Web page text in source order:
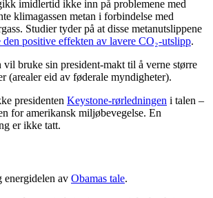
imidlertid ikke inn på problemene med
klimagassen metan i forbindelse med
Studier tyder på at disse metanutslippene
den positive effekten av lavere CO₂-utslipp.
vil bruke sin president-makt til å verne større
(arealer eid av føderale myndigheter).
presidenten Keystone-rørledningen i talen –
for amerikansk miljøbevegelse. En
er ikke tatt.
energidelen av Obamas tale.